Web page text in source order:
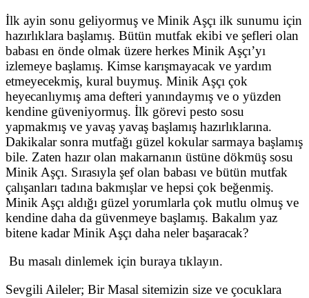
İlk ayin sonu geliyormuş ve Minik Aşçı ilk sunumu için
hazırlıklara başlamış. Bütün mutfak ekibi ve şefleri olan
babası en önde olmak üzere herkes Minik Aşçı’yı
izlemeye başlamış. Kimse karışmayacak ve yardım
etmeyecekmiş, kural buymuş. Minik Aşçı çok
heyecanlıymış ama defteri yanındaymış ve o yüzden
kendine güveniyormuş. İlk görevi pesto sosu
yapmakmış ve yavaş yavaş başlamış hazırlıklarına.
Dakikalar sonra mutfağı güzel kokular sarmaya başlamış
bile. Zaten hazır olan makarnanın üstüne dökmüş sosu
Minik Aşçı. Sırasıyla şef olan babası ve bütün mutfak
çalışanları tadına bakmışlar ve hepsi çok beğenmiş.
Minik Aşçı aldığı güzel yorumlarla çok mutlu olmuş ve
kendine daha da güvenmeye başlamış. Bakalım yaz
bitene kadar Minik Aşçı daha neler başaracak?
Bu masalı dinlemek için buraya tıklayın.
Sevgili Aileler; Bir Masal sitemizin size ve çocuklara